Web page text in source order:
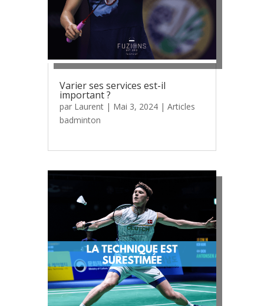
Varier ses services est-il
important ?
par Laurent| Mai 3, 2024| Articles
badminton